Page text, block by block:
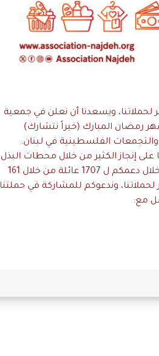
ويسعدنا أن نعلن في جمعية
رمضان المبارك (خيراً نتشارك)
الفلسطينية في لبنان.
إنجاز الكثير من خلال محطات البذل
والعطاء، فقد مددتم جسر التواصل في العام الماضي من خلال دعمكم ل 1707 عائلة من خلال 161
وندعوكم للمشاركة في حملتنا
مع: